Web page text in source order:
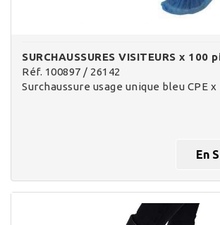
SURCHAUSSURES VISITEURS x 100
Réf. 100897 / 26142
Surchaussure usage unique bleu CPE x
En